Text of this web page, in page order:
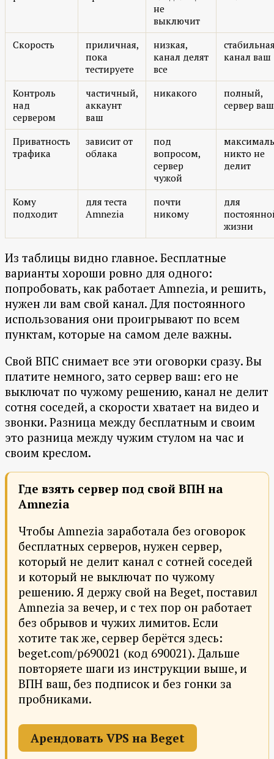
не
выключит
Скорость
приличная,
пока
тестируете
низкая,
канал делят
все
канал ваш
Контроль
над
сервером
частичный,
аккаунт
ваш
никакого
полный,
сервер ваш
Приватность
трафика
зависит от
облака
под
вопросом,
сервер
чужой
никто не
делит
Кому
подходит
для теста
Amnezia
почти
никому
для
жизни
Из таблицы видно главное. Бесплатные
варианты хороши ровно для одного:
попробовать, как работает Amnezia, и решить,
нужен ли вам свой канал. Для постоянного
использования они проигрывают по всем
пунктам, которые на самом деле важны.
Свой ВПС снимает все эти оговорки сразу. Вы
платите немного, зато сервер ваш: его не
выключат по чужому решению, канал не делит
сотня соседей, а скорости хватает на видео и
звонки. Разница между бесплатным и своим
это разница между чужим стулом на час и
своим креслом.
Где взять сервер под свой ВПН на
Amnezia
Чтобы Amnezia заработала без оговорок
бесплатных серверов, нужен сервер,
который не делит канал с сотней соседей
и который не выключат по чужому
решению. Я держу свой на Beget, поставил
Amnezia за вечер, и с тех пор он работает
без обрывов и чужих лимитов. Если
хотите так же, сервер берётся здесь:
beget.com/p690021 (код 690021). Дальше
повторяете шаги из инструкции выше, и
ВПН ваш, без подписок и без гонки за
пробниками.
Арендовать VPS на Beget